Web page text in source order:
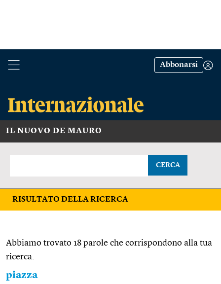
Abbonarsi
IL NUOVO DE MAURO
CERCA
RISULTATO DELLA RICERCA
Abbiamo trovato 18 parole che corrispondono alla tua
ricerca.
piazza